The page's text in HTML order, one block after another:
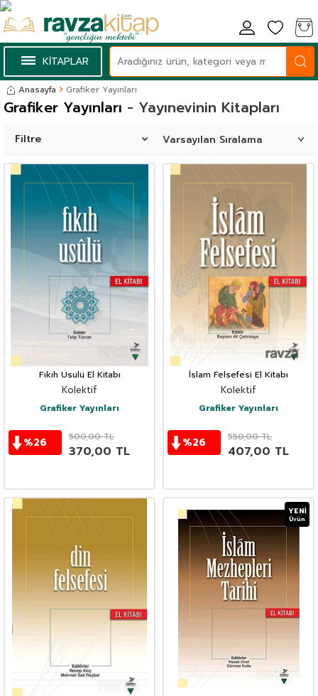
KİTAPLAR
Anasayfa Grafiker Yayınları
- Yayınevinin Kitapları
Grafiker Yayınları
Filtre
Fıkıh Usulü El Kitabı
Kolektif
Grafiker Yayınları
%26 500,00TL
370,00 TL
İslam Felsefesi El Kitabı
Kolektif
Grafiker Yayınları
%26 550,00TL
407,00 TL
YENI
Ürün